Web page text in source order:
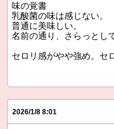
味の覚書
乳酸菌の味は感じない。
普通に美味しい。
名前の通り、さらっとし
セロリ感がやや強め。セ
2026/1/8 8:01